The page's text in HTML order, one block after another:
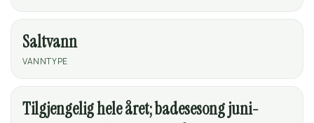
Saltvann
VANNTYPE
Tilgjengelig hele året; badesesong juni-